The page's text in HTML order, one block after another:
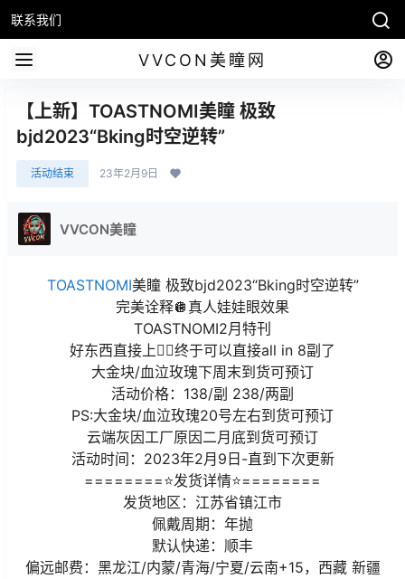
联系我们
VVCON美瞳网
【上新】TOASTNOMI美瞳 极致
bjd2023“Bking时空逆转”
活动结束 23年2月9日
VVCON美瞳
TOASTNOMI美瞳 极致bjd2023“Bking时空逆转”
完美诠释🪩真人娃娃眼效果
TOASTNOMI2月特刊
好东西直接上❤‍🔥终于可以直接all in 8副了
大金块/血泣玫瑰下周末到货可预订
活动价格：138/副 238/两副
PS:大金块/血泣玫瑰20号左右到货可预订
云端灰因工厂原因二月底到货可预订
活动时间：2023年2月9日-直到下次更新
========⭐发货详情⭐========
发货地区：江苏省镇江市
佩戴周期：年抛
默认快递：顺丰
偏远邮费：黑龙江/内蒙/青海/宁夏/云南+15，西藏 新疆